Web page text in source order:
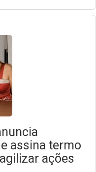
assina termo
ações